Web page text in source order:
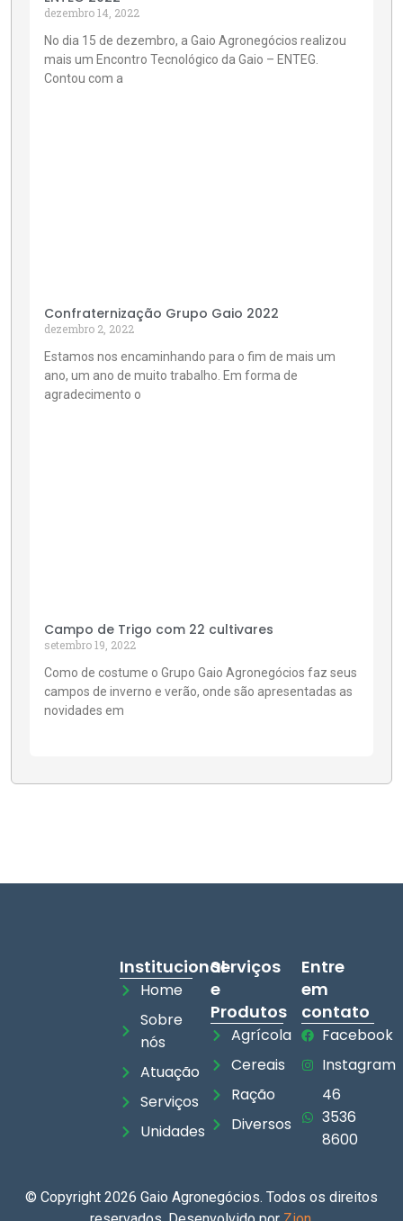
dezembro 14, 2022
No dia 15 de dezembro, a Gaio Agronegócios realizou
mais um Encontro Tecnológico da Gaio – ENTEG.
Contou com a
Confraternização Grupo Gaio 2022
dezembro 2, 2022
Estamos nos encaminhando para o fim de mais um
ano, um ano de muito trabalho. Em forma de
agradecimento o
Campo de Trigo com 22 cultivares
setembro 19, 2022
Como de costume o Grupo Gaio Agronegócios faz seus
campos de inverno e verão, onde são apresentadas as
novidades em
Institucional
Home
Sobre
nós
Atuação
Serviços
Unidades
Serviços
e
Produtos
Agrícola
Cereais
Ração
Diversos
Entre
em
contato
Facebook
Instagram
46
3536
8600
© Copyright 2026 Gaio Agronegócios. Todos os direitos